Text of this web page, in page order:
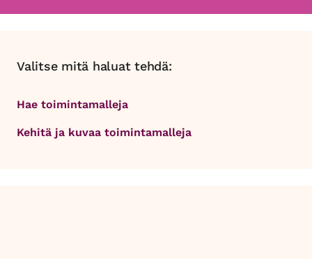
Valitse mitä haluat tehdä:
Hae toimintamalleja
Kehitä ja kuvaa toimintamalleja